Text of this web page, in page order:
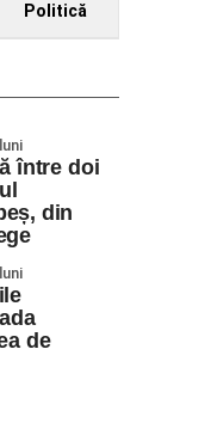
Politică
între doi
din
de